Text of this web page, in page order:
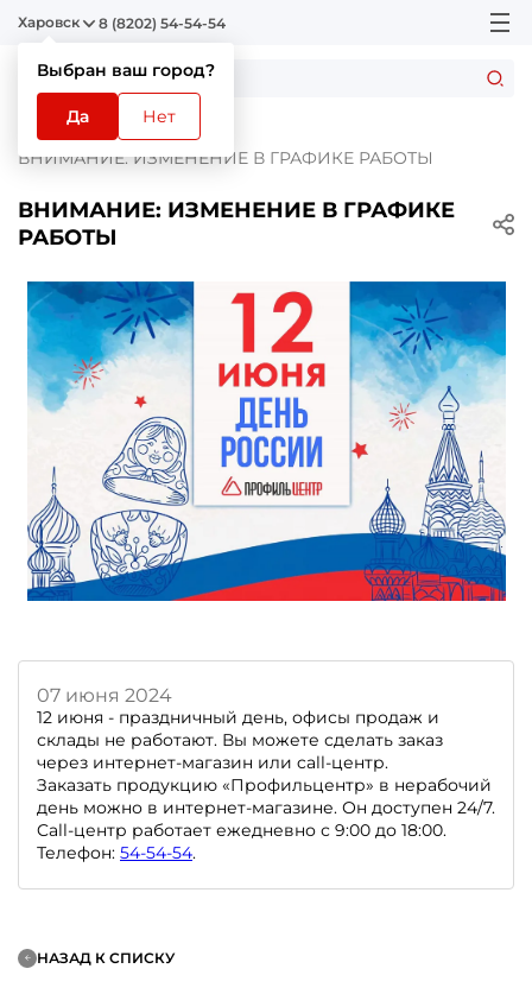
Харовск
Выбран ваш город?
Да Нет
8 (8202) 54-54-54
Главная
Новости
ВНИМАНИЕ: ИЗМЕНЕНИЕ В ГРАФИКЕ РАБОТЫ
ВНИМАНИЕ: ИЗМЕНЕНИЕ В ГРАФИКЕ
РАБОТЫ
07 июня 2024
12 июня - праздничный день, офисы продаж и
склады не работают. Вы можете сделать заказ
через интернет-магазин или call-центр.
Заказать продукцию «Профильцентр» в нерабочий
день можно в интернет-магазине. Он доступен 24/7.
Call-центр работает ежедневно с 9:00 до 18:00.
Телефон: 54-54-54.
НАЗАД К СПИСКУ